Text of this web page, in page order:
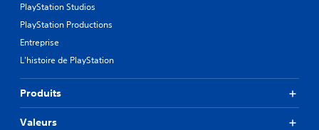
PlayStation Studios
PlayStation Productions
Entreprise
L'histoire de PlayStation
Produits
Valeurs